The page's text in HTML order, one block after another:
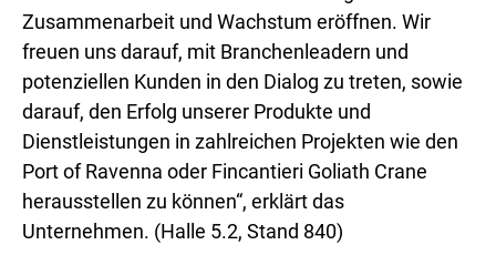
Zusammenarbeit und Wachstum eröffnen. Wir
freuen uns darauf, mit Branchenleadern und
potenziellen Kunden in den Dialog zu treten, sowie
darauf, den Erfolg unserer Produkte und
Dienstleistungen in zahlreichen Projekten wie den
Port of Ravenna oder Fincantieri Goliath Crane
herausstellen zu können“, erklärt das
Unternehmen. (Halle 5.2, Stand 840)